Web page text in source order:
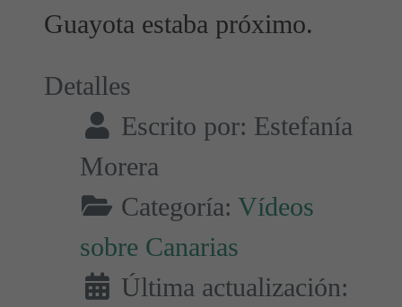
Guayota estaba próximo.
Detalles
Escrito por: Estefanía
Morera
Categoría: Vídeos
sobre Canarias
Última actualización: